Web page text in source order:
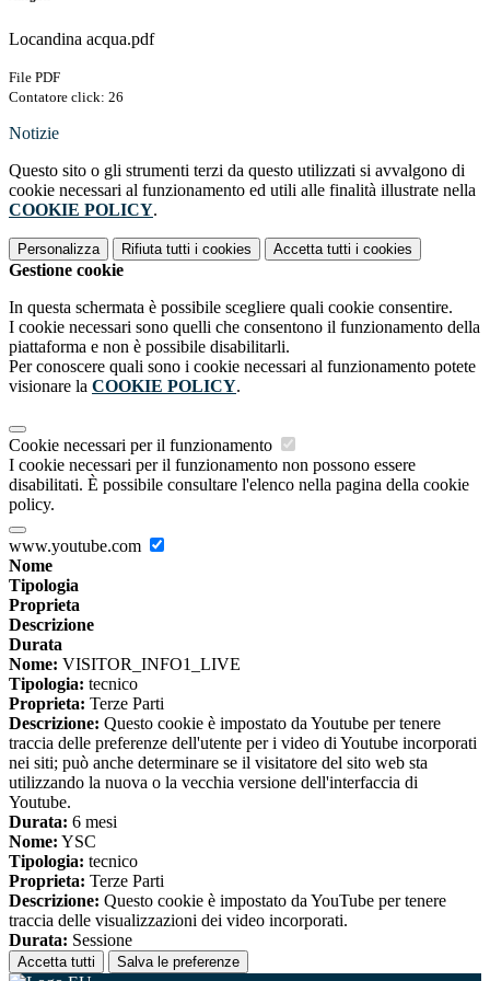
Locandina acqua.pdf
File PDF
Contatore click: 26
Notizie
Questo sito o gli strumenti terzi da questo utilizzati si avvalgono di
cookie necessari al funzionamento ed utili alle finalità illustrate nella
COOKIE POLICY.
Personalizza Rifiuta tutti i cookies Accetta tutti i cookies
Gestione cookie
In questa schermata è possibile scegliere quali cookie consentire.
I cookie necessari sono quelli che consentono il funzionamento della
piattaforma e non è possibile disabilitarli.
Per conoscere quali sono i cookie necessari al funzionamento potete
visionare la COOKIE POLICY.
Cookie necessari per il funzionamento
I cookie necessari per il funzionamento non possono essere
disabilitati. È possibile consultare l'elenco nella pagina della cookie
policy.
www.youtube.com
Nome
Tipologia
Proprieta
Descrizione
Durata
Nome: VISITOR_INFO1_LIVE
Tipologia: tecnico
Proprieta: Terze Parti
Descrizione: Questo cookie è impostato da Youtube per tenere
traccia delle preferenze dell'utente per i video di Youtube incorporati
nei siti; può anche determinare se il visitatore del sito web sta
utilizzando la nuova o la vecchia versione dell'interfaccia di
Youtube.
Durata: 6 mesi
Nome: YSC
Tipologia: tecnico
Proprieta: Terze Parti
Descrizione: Questo cookie è impostato da YouTube per tenere
traccia delle visualizzazioni dei video incorporati.
Durata: Sessione
Accetta tutti Salva le preferenze